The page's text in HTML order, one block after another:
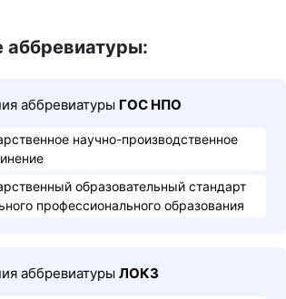
аббревиатуры:
аббревиатуры ГОС НПО
научно-производственное
образовательный стандарт
профессионального образования
аббревиатуры ЛОКЗ